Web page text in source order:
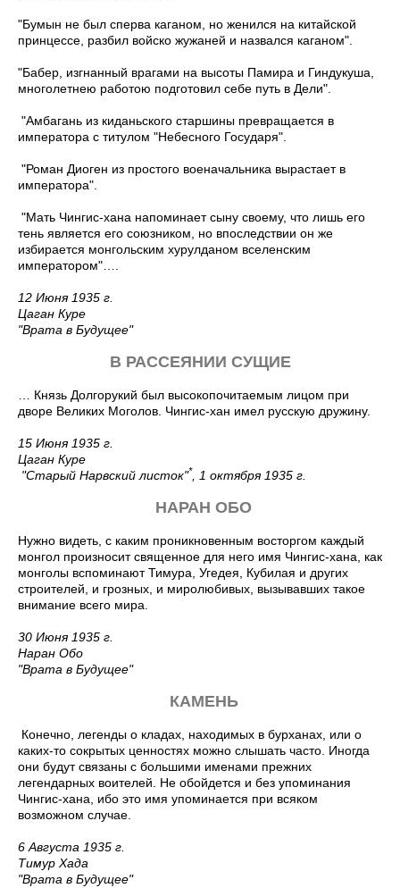
"Бумын не был сперва каганом, но женился на китайской
принцессе, разбил войско жужаней и назвался каганом".
"Бабер, изгнанный врагами на высоты Памира и Гиндукуша,
многолетнею работою подготовил себе путь в Дели".
"Амбагань из киданьского старшины превращается в
императора с титулом "Небесного Государя".
"Роман Диоген из простого военачальника вырастает в
императора".
"Мать Чингис-хана напоминает сыну своему, что лишь его
тень является его союзником, но впоследствии он же
избирается монгольским хурулданом вселенским
императором"….
12 Июня 1935 г.
Цаган Куре
"Врата в Будущее"
В РАССЕЯНИИ СУЩИЕ
… Князь Долгорукий был высокопочитаемым лицом при
дворе Великих Моголов. Чингис-хан имел русскую дружину.
15 Июня 1935 г.
Цаган Куре
"Старый Нарвский листок"* , 1 октября 1935 г.
НАРАН ОБО
Нужно видеть, с каким проникновенным восторгом каждый
монгол произносит священное для него имя Чингис-хана, как
монголы вспоминают Тимура, Угедея, Кубилая и других
строителей, и грозных, и миролюбивых, вызывавших такое
внимание всего мира.
30 Июня 1935 г.
Наран Обо
"Врата в Будущее"
КАМЕНЬ
Конечно, легенды о кладах, находимых в бурханах, или о
каких-то сокрытых ценностях можно слышать часто. Иногда
они будут связаны с большими именами прежних
легендарных воителей. Не обойдется и без упоминания
Чингис-хана, ибо это имя упоминается при всяком
возможном случае.
6 Августа 1935 г.
Тимур Хада
"Врата в Будущее"